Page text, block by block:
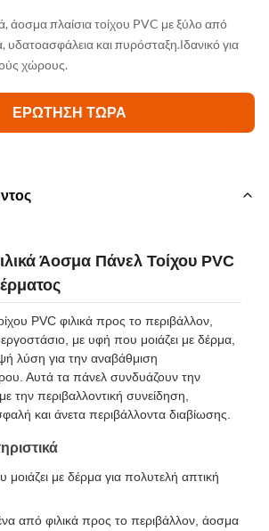
άοσμα πλαίσια τοίχου PVC με ξύλο από
και πυρόσταξη.Ιδανικό για
χώρους.
ΕΡΏΤΗΣΗ ΤΏΡΑ
Άοσμα Πάνελ Τοίχου PVC
PVC φιλικά προς το περιβάλλον,
με υφή που μοιάζει με δέρμα,
λύση για την αναβάθμιση
Αυτά τα πάνελ συνδυάζουν την
την περιβαλλοντική συνείδηση,
και άνετα περιβάλλοντα διαβίωσης.
με δέρμα για πολυτελή απτική
από φιλικά προς το περιβάλλον, άοσμα